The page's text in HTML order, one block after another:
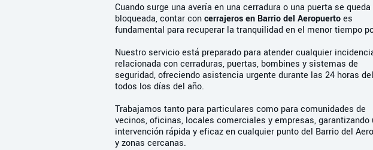
Cuando surge una avería en una cerradura o una puerta se queda
bloqueada, contar concerrajeros en Barrio del Aeropuertoes
fundamental para recuperar la tranquilidad en el menor tiempo
Nuestro servicio está preparado para atender cualquier
relacionada con cerraduras, puertas, bombines y sistemas de
seguridad, ofreciendo asistencia urgente durante las 24 horas
todos los días del año.
Trabajamos tanto para particulares como para comunidades de
vecinos, oficinas, locales comerciales y empresas, garantizando
intervención rápida y eficaz en cualquier punto del Barrio del
y zonas cercanas.